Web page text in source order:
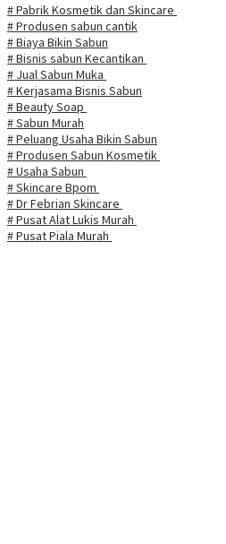
# Pabrik Kosmetik dan Skincare
# Produsen sabun cantik
# Biaya Bikin Sabun
# Bisnis sabun Kecantikan
# Jual Sabun Muka
# Kerjasama Bisnis Sabun
# Beauty Soap
# Sabun Murah
# Peluang Usaha Bikin Sabun
# Produsen Sabun Kosmetik
# Usaha Sabun
# Skincare Bpom
# Dr Febrian Skincare
# Pusat Alat Lukis Murah
# Pusat Piala Murah